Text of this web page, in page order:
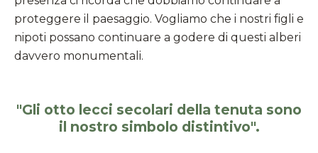
proteggere il paesaggio. Vogliamo che i nostri figli e
nipoti possano continuare a godere di questi alberi
davvero monumentali.
"Gli otto lecci secolari della tenuta sono
il nostro simbolo distintivo".